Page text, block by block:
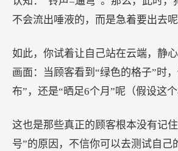
不会流出唾液的，而是急着要出去呢
如此，你试着让自己站在云端，静
画面：当顾客看到“绿色的格子”时
布”，还是“晒足6个月”呢（假设这个
这也是那些真正的顾客根本没有记
号”的原因，不信你可以去测试自己